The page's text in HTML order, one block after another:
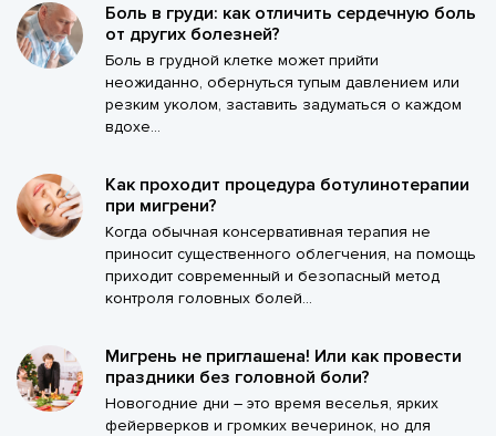
Боль в груди: как отличить сердечную боль
от других болезней?
Боль в грудной клетке может прийти
неожиданно, обернуться тупым давлением или
резким уколом, заставить задуматься о каждом
вдохе...
Как проходит процедура ботулинотерапии
при мигрени?
Когда обычная консервативная терапия не
приносит существенного облегчения, на помощь
приходит современный и безопасный метод
контроля головных болей...
Мигрень не приглашена! Или как провести
праздники без головной боли?
Новогодние дни – это время веселья, ярких
фейерверков и громких вечеринок, но для